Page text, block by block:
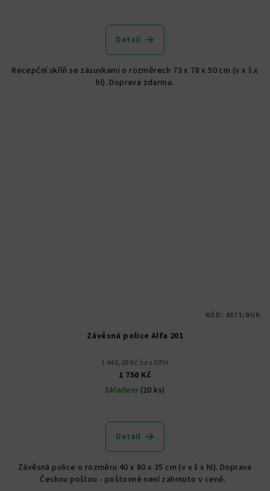
Detail
Recepční skříň se zásuvkami o rozměrech 73 x 78 x 50 cm (v x š x
hl). Doprava zdarma.
Závěsná police Alfa 201
1 446,28 Kč bez DPH
1 750 Kč
Skladem (20 ks)
Detail
Závěsná police o rozměru 40 x 80 x 35 cm (v x š x hl). Doprava
Českou poštou - poštovné není zahrnuto v ceně.
KÓD: 8871/BUK